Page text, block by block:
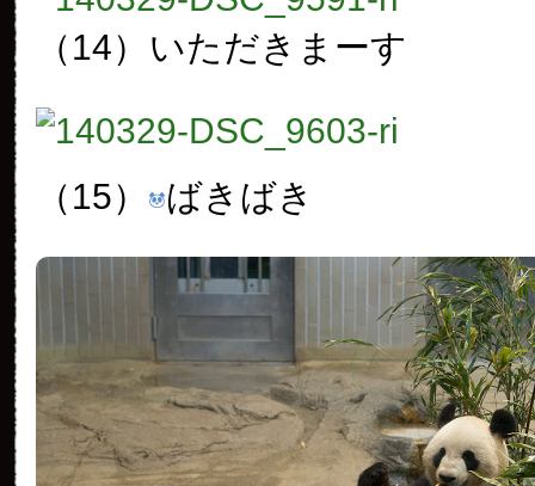
（14） いただきまーす
（15） ばきばき